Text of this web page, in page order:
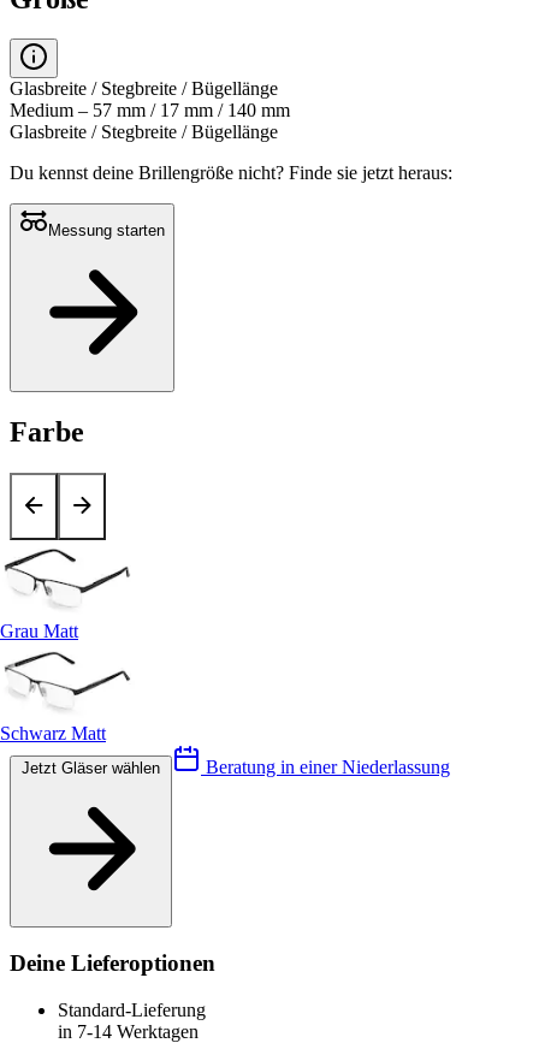
Glasbreite / Stegbreite / Bügellänge
Medium – 57 mm / 17 mm / 140 mm
Glasbreite / Stegbreite / Bügellänge
Du kennst deine Brillengröße nicht? Finde sie jetzt heraus:
Messung starten
Farbe
Grau Matt
Schwarz Matt
Beratung in einer Niederlassung
Deine Lieferoptionen
Standard-Lieferung
in 7-14 Werktagen